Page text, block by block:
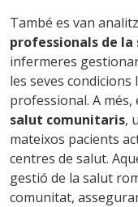
També es van
professionals de la
infermeres
les seves
professional. A més,
salut comunitaris,
mateixos pacients
centres de salut.
gestió de la salut
comunitat,